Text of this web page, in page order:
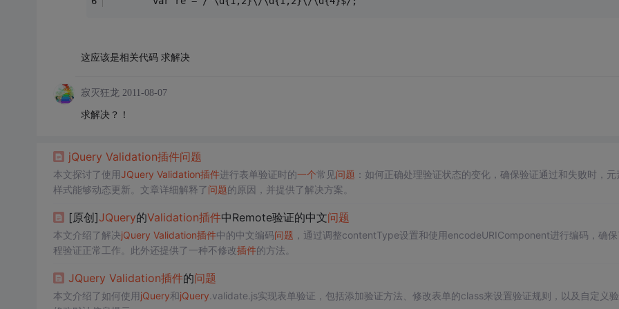
这应该是相关代码 求解决
寂灭狂龙 2011-08-07
求解决？！
jQuery Validation插件问题
本文探讨了使用JQuery Validation插件进行表单验证时的一个常见问题 ：如何正确处理验证状态的变化，确保验证通过和失败时，元
样式能够动态更新。文章详细解释了问题的原因，并提供了解决方案。
[原创]JQuery的Validation插件中Remote验证的中文问题
本文介绍了解决jQuery Validation插件中的中文编码问题 ，通过调整contentType设置和使用encodeURIComponent进行编码，确保
程验证正常工作。此外还提供了一种不修改插件的方法。
JQuery Validation插件的问题
本文介绍了如何使用jQuery和jQuery .validate.js实现表单验证，包括添加验证方法、修改表单的class来设置验证规则，以及自定义